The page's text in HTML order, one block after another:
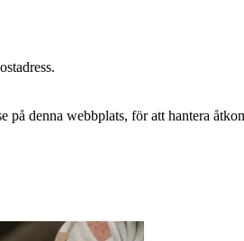
denna webbplats, för att hantera